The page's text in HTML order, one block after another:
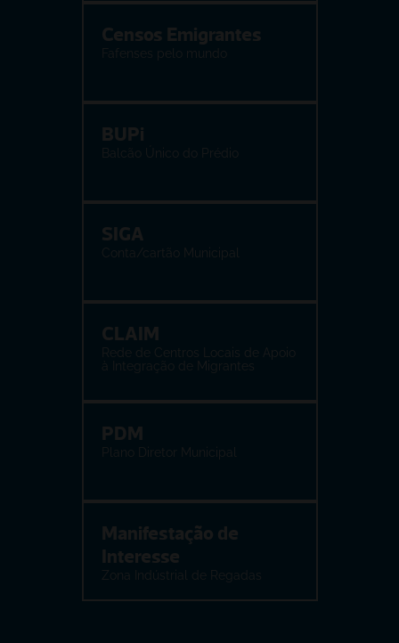
Censos Emigrantes
Fafenses pelo mundo
BUPi
Balcão Único do Prédio
SIGA
Conta/cartão Municipal
CLAIM
Rede de Centros Locais de Apoio
à Integração de Migrantes
PDM
Plano Diretor Municipal
Manifestação de
Interesse
Zona Indústrial de Regadas